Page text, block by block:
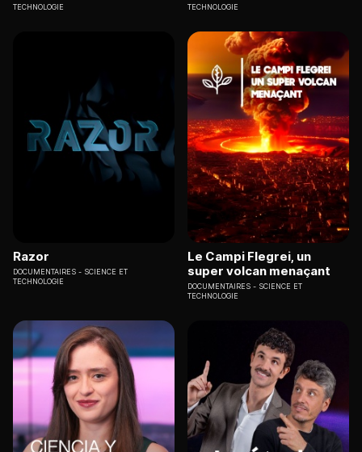
TECHNOLOGIE
TECHNOLOGIE
Razor
DOCUMENTAIRES
SCIENCE ET
TECHNOLOGIE
Le Campi Flegrei, un
super volcan menaçant
DOCUMENTAIRES
SCIENCE ET
TECHNOLOGIE